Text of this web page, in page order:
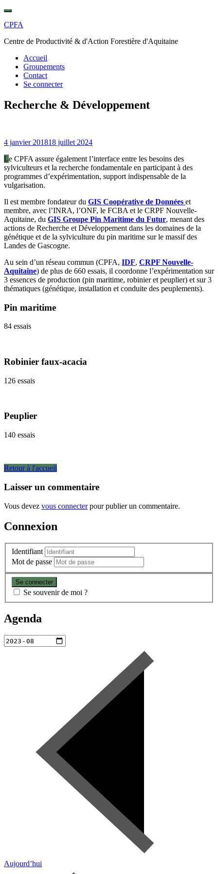
Skip
content
Toggle
navigation
CPFA
Centre de Productivité & d'Action Forestière d'Aquitaine
Accueil
Groupements
Contact
Se connecter
Recherche & Développement
4 janvier 201818 juillet 2024
Le CPFA assure également l’interface entre les besoins des
sylviculteurs et la recherche fondamentale en participant à des
programmes d’expérimentation, support indispensable de la
vulgarisation.
Il est membre fondateur du GIS Coopérative de Données et
membre, avec l’INRA, l’ONF, le FCBA et le CRPF Nouvelle-
Aquitaine, du GIS Groupe Pin Maritime du Futur, menant des
actions de Recherche et Développement dans les domaines de la
génétique et de la sylviculture du pin maritime sur le massif des
Landes de Gascogne.
Au sein d’un réseau commun (CPFA, IDF, CRPF Nouvelle-
Aquitaine) de plus de 660 essais, il coordonne l’expérimentation sur
3 essences de production (pin maritime, robinier et peuplier) et sur 3
thématiques (génétique, installation et conduite des peuplements).
Pin maritime
84 essais
Robinier faux-acacia
126 essais
Peuplier
140 essais
Navigation
de
Retour à l'accueil
Laisser un commentaire
Vous devez vous connecterpour publier un commentaire.
Connexion
Identifiant
Mot de passe
Se souvenir de moi ?
Agenda
Aujourd’hui